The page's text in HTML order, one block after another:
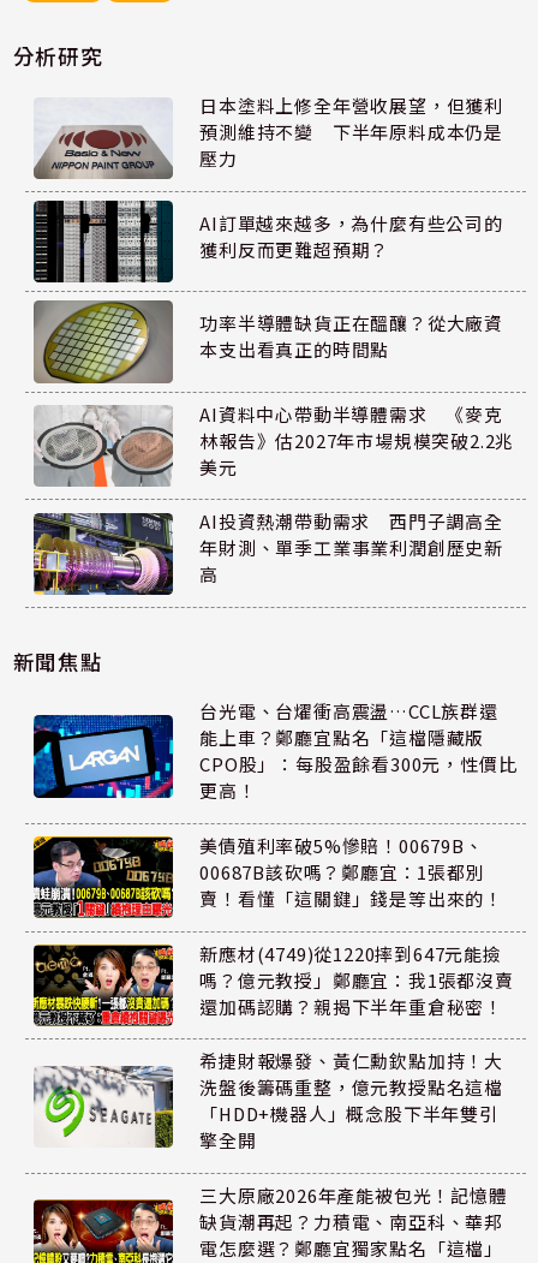
分析研究
日本塗料上修全年營收展望，但獲利
預測維持不變 下半年原料成本仍是
壓力
AI訂單越來越多，為什麼有些公司的
獲利反而更難超預期？
功率半導體缺貨正在醞釀？從大廠資
本支出看真正的時間點
AI資料中心帶動半導體需求 《麥克
林報告》估2027年市場規模突破2.2兆
美元
AI投資熱潮帶動需求 西門子調高全
年財測、單季工業事業利潤創歷史新
高
新聞焦點
台光電、台燿衝高震盪…CCL族群還
能上車？鄭廳宜點名「這檔隱藏版
CPO股」：每股盈餘看300元，性價比
更高！
美債殖利率破5%慘賠！00679B、
00687B該砍嗎？鄭廳宜：1張都別
賣！看懂「這關鍵」錢是等出來的！
新應材(4749)從1220摔到647元能撿
嗎？億元教授」鄭廳宜：我1張都沒賣
還加碼認購？親揭下半年重倉秘密！
希捷財報爆發、黃仁勳欽點加持！大
洗盤後籌碼重整，億元教授點名這檔
「HDD+機器人」概念股下半年雙引
擎全開
三大原廠2026年產能被包光！記憶體
缺貨潮再起？力積電、南亞科、華邦
電怎麼選？鄭廳宜獨家點名「這檔」